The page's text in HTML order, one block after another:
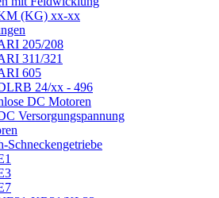
(KG) xx-xx
205/208
311/321
605
24/xx - 496
DC Motoren
Versorgungspannung
Schneckengetriebe